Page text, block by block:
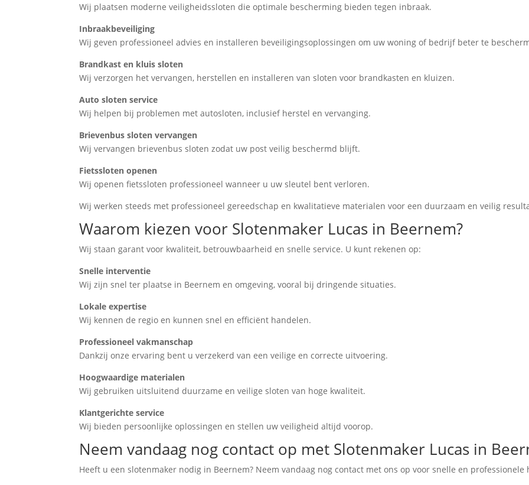
Wij plaatsen moderne veiligheidssloten die optimale bescherming bieden tegen inbraak.
Inbraakbeveiliging
Wij geven professioneel advies en installeren beveiligingsoplossingen om uw woning of bedrijf beter te
Brandkast en kluis sloten
Wij verzorgen het vervangen, herstellen en installeren van sloten voor brandkasten en kluizen.
Auto sloten service
Wij helpen bij problemen met autosloten, inclusief herstel en vervanging.
Brievenbus sloten vervangen
Wij vervangen brievenbus sloten zodat uw post veilig beschermd blijft.
Fietssloten openen
Wij openen fietssloten professioneel wanneer u uw sleutel bent verloren.
Wij werken steeds met professioneel gereedschap en kwalitatieve materialen voor een duurzaam en veilig
Waarom kiezen voor Slotenmaker Lucas in Beernem?
Wij staan garant voor kwaliteit, betrouwbaarheid en snelle service. U kunt rekenen op:
Snelle interventie
Wij zijn snel ter plaatse in Beernem en omgeving, vooral bij dringende situaties.
Lokale expertise
Wij kennen de regio en kunnen snel en efficiënt handelen.
Professioneel vakmanschap
Dankzij onze ervaring bent u verzekerd van een veilige en correcte uitvoering.
Hoogwaardige materialen
Wij gebruiken uitsluitend duurzame en veilige sloten van hoge kwaliteit.
Klantgerichte service
Wij bieden persoonlijke oplossingen en stellen uw veiligheid altijd voorop.
Neem vandaag nog contact op met Slotenmaker Lucas in
Heeft u een slotenmaker nodig in Beernem? Neem vandaag nog contact met ons op voor snelle en professionele